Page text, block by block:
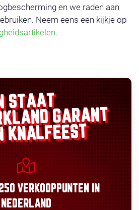
en we raden aan
Neem eens een kijkje op
.
STAAT
GARANT
KNALFEEST
VERKOOPPUNTEN
IN
NEDERLAND